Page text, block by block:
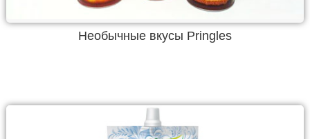
Необычные вкусы Pringles